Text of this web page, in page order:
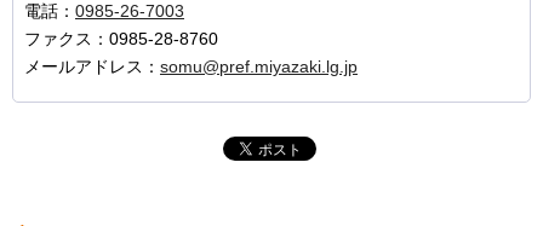
電話： 0985-26-7003
ファクス：0985-28-8760
メールアドレス： somu@pref.miyazaki.lg.jp